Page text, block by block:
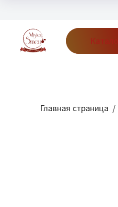
Каталог
Главная страница /